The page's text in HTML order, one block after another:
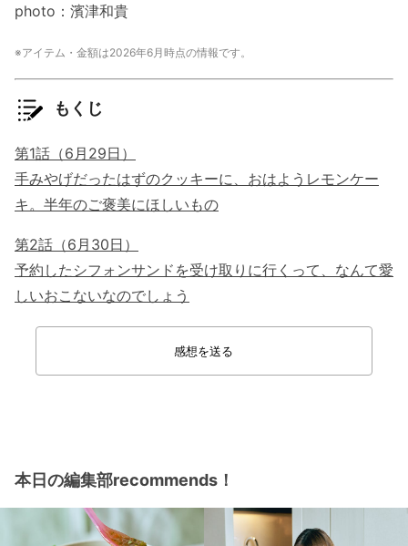
photo：濱津和貴
※アイテム・金額は2026年6月時点の情報です。
もくじ
第1話（6月29日）
手みやげだったはずのクッキーに、おはようレモンケー
キ。半年のご褒美にほしいもの
第2話（6月30日）
予約したシフォンサンドを受け取りに行くって、なんて愛
しいおこないなのでしょう
感想を送る
本日の編集部recommends！